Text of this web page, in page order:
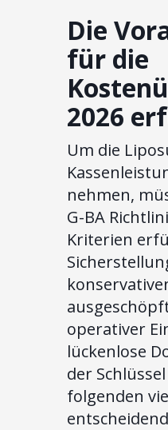
Die
für die
2026
Um die
nehmen,
G-BA
Kriterien
operativer
lückenlose
der
folgenden